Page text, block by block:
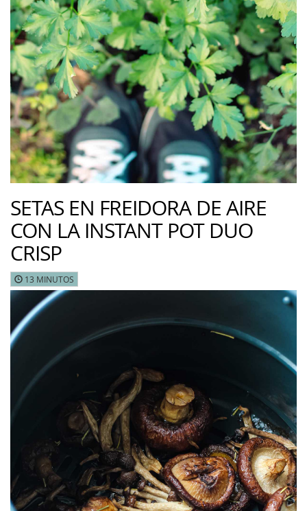
SETAS EN FREIDORA DE AIRE
CON LA INSTANT POT DUO
CRISP
13 MINUTOS